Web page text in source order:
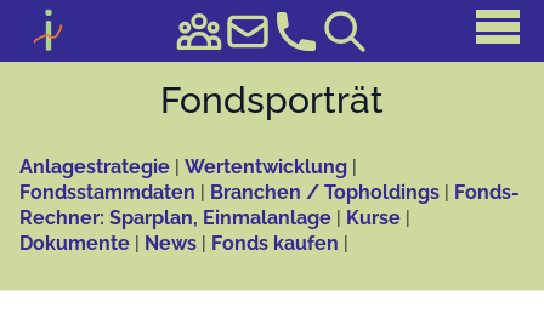
Fonds­porträt
Anlagestrategie | Wertentwicklung |
Fondsstammdaten | Branchen / Topholdings | Fonds-
Rechner: Sparplan, Einmalanlage | Kurse |
Dokumente | News | Fonds kaufen |